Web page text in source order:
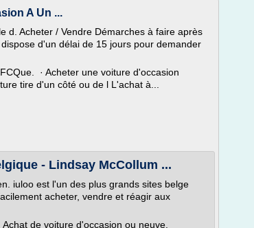
A Un ...
d. Acheter / Vendre Démarches à faire après
d'un délai de 15 jours pour demander
· Acheter une voiture d'occasion
tire d'un côté ou de l L'achat à...
- Lindsay McCollum ...
iuloo est l'un des plus grands sites belge
acheter, vendre et réagir aux
de voiture d'occasion ou neuve.